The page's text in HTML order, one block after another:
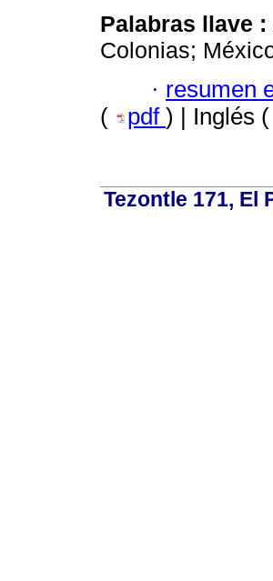
Palabras llave :
Colonias;
· resumen
(
pdf ) | Inglés (
Tezontle 171, El